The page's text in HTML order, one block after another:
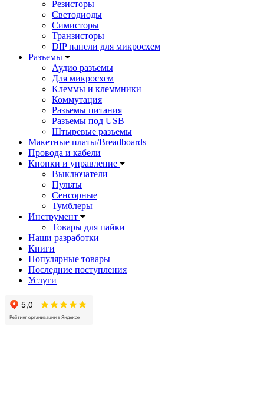
Резисторы
Светодиоды
Симисторы
Транзисторы
DIP панели для микросхем
Разъемы
Аудио разъемы
Для микросхем
Клеммы и клеммники
Коммутация
Разъемы питания
Разъемы под USB
Штыревые разъемы
Макетные платы/Breadboards
Провода и кабели
Кнопки и управление
Выключатели
Пульты
Сенсорные
Тумблеры
Инструмент
Товары для пайки
Наши разработки
Книги
Популярные товары
Последние поступления
Услуги